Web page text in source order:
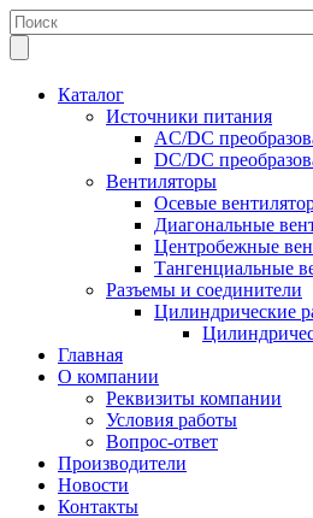
Каталог
Источники питания
AC/DC
DC/DC
Вентиляторы
Осевые
Диагональные
Центробежные
Тангенциальные
Разъемы и соединители
Цилиндрические
Главная
О компании
Реквизиты компании
Условия работы
Вопрос-ответ
Производители
Новости
Контакты